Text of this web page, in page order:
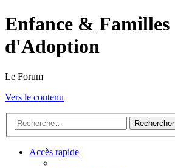
Enfance & Familles
d'Adoption
Le Forum
Vers le contenu
Rechercher
Accès rapide